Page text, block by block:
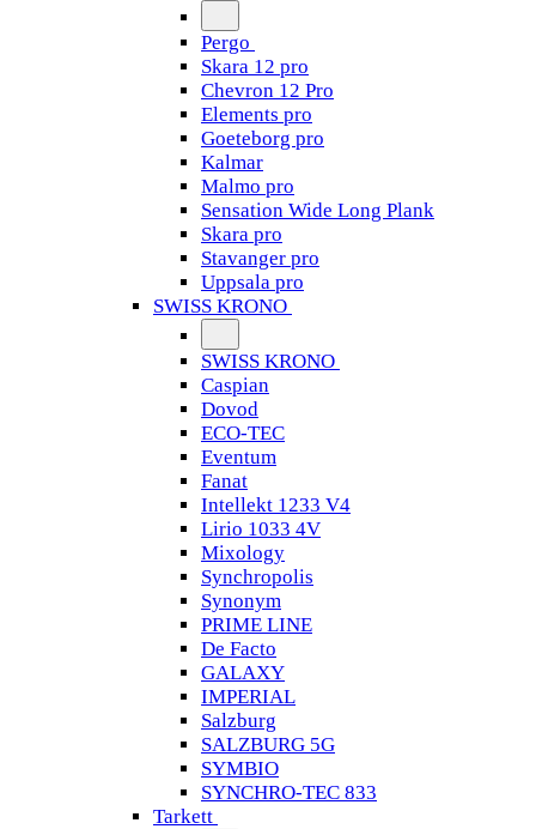
Pergo
Skara 12 pro
Chevron 12 Pro
Elements pro
Goeteborg pro
Kalmar
Malmo pro
Sensation Wide Long Plank
Skara pro
Stavanger pro
Uppsala pro
SWISS KRONO
SWISS KRONO
Caspian
Dovod
ECO-TEC
Eventum
Fanat
Intellekt 1233 V4
Lirio 1033 4V
Mixology
Synchropolis
Synonym
PRIME LINE
De Facto
GALAXY
IMPERIAL
Salzburg
SALZBURG 5G
SYMBIO
SYNCHRO-TEC 833
Tarkett